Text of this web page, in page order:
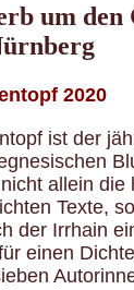
um den
2020
ist der
allein die
Texte,
der Irrhain
einen